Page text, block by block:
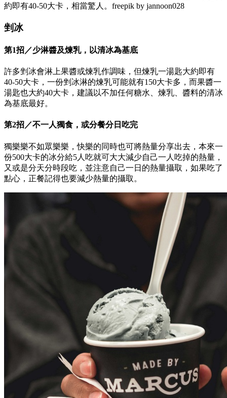
約即有40-50大卡，相當驚人。freepik by jannoon028
剉冰
第1招／少淋醬及煉乳，以清冰為基底
許多剉冰會淋上果醬或煉乳作調味，但煉乳一湯匙大約即有
40-50大卡，一份剉冰淋的煉乳可能就有150大卡多，而果醬一
湯匙也大約40大卡，建議以不加任何糖水、煉乳、醬料的清冰
為基底最好。
第2招／不一人獨食，或分餐分日吃完
獨樂樂不如眾樂樂，快樂的同時也可將熱量分享出去，本來一
份500大卡的冰分給5人吃就可大大減少自己一人吃掉的熱量，
又或是分天分時段吃，並注意自己一日的熱量攝取，如果吃了
點心，正餐記得也要減少熱量的攝取。